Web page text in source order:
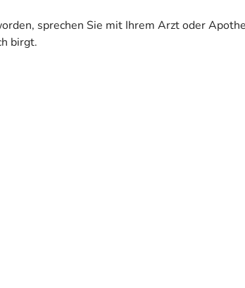
sprechen Sie mit Ihrem Arzt oder
birgt.